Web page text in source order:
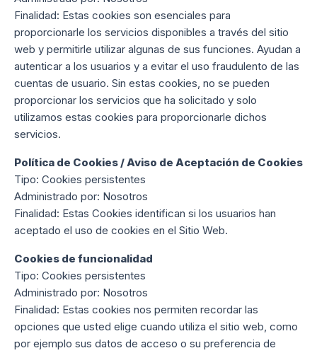
Finalidad: Estas cookies son esenciales para
proporcionarle los servicios disponibles a través del sitio
web y permitirle utilizar algunas de sus funciones. Ayudan a
autenticar a los usuarios y a evitar el uso fraudulento de las
cuentas de usuario. Sin estas cookies, no se pueden
proporcionar los servicios que ha solicitado y solo
utilizamos estas cookies para proporcionarle dichos
servicios.
Política de Cookies / Aviso de Aceptación de Cookies
Tipo: Cookies persistentes
Administrado por: Nosotros
Finalidad: Estas Cookies identifican si los usuarios han
aceptado el uso de cookies en el Sitio Web.
Cookies de funcionalidad
Tipo: Cookies persistentes
Administrado por: Nosotros
Finalidad: Estas cookies nos permiten recordar las
opciones que usted elige cuando utiliza el sitio web, como
por ejemplo sus datos de acceso o su preferencia de